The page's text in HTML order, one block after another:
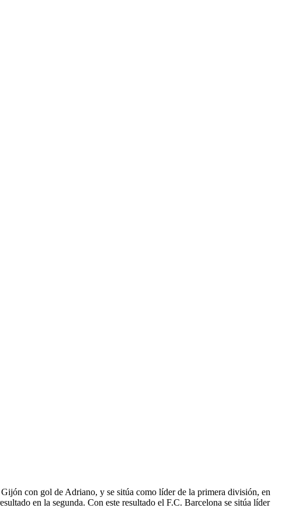
con gol de Adriano, y se sitúa como líder de la primera división, en
en la segunda. Con este resultado el F.C. Barcelona se sitúa líder